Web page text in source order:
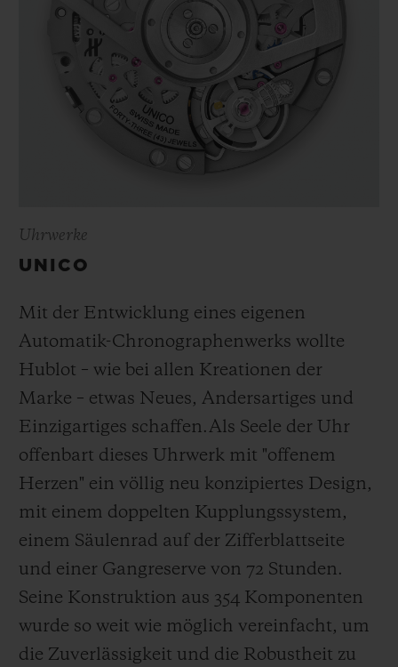
Uhrwerke
UNICO
Mit der Entwicklung eines eigenen
Automatik-Chronographenwerks wollte
Hublot – wie bei allen Kreationen der
Marke – etwas Neues, Andersartiges und
Einzigartiges schaffen.Als Seele der Uhr
offenbart dieses Uhrwerk mit "offenem
Herzen" ein völlig neu konzipiertes Design,
mit einem doppelten Kupplungssystem,
einem Säulenrad auf der Zifferblattseite
und einer Gangreserve von 72 Stunden.
Seine Konstruktion aus 354 Komponenten
wurde so weit wie möglich vereinfacht, um
die Zuverlässigkeit und die Robustheit zu